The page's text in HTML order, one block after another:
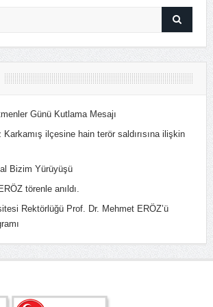
Günü Kutlama Mesajı
ilçesine hain terör saldırısına ilişkin
Bizim Yürüyüşü
törenle anıldı.
Rektörlüğü Prof. Dr. Mehmet ERÖZ’ü